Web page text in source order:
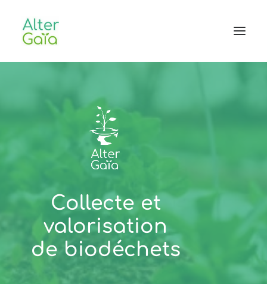
CONTACT
Collecte et
valorisation
de biodéchets